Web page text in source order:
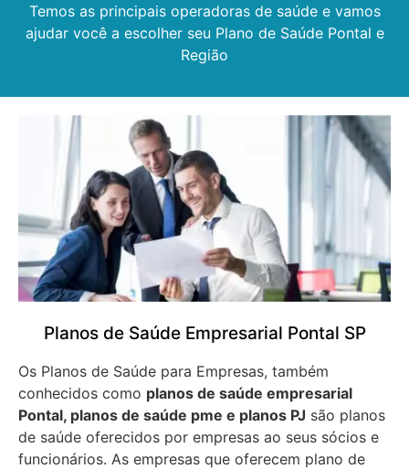
Temos as principais operadoras de saúde e vamos
ajudar você a escolher seu Plano de Saúde Pontal e
Região
Planos de Saúde Empresarial Pontal SP
Os Planos de Saúde para Empresas, também
conhecidos como planos de saúde empresarial
Pontal, planos de saúde pme e planos PJ são planos
de saúde oferecidos por empresas ao seus sócios e
funcionários. As empresas que oferecem plano de